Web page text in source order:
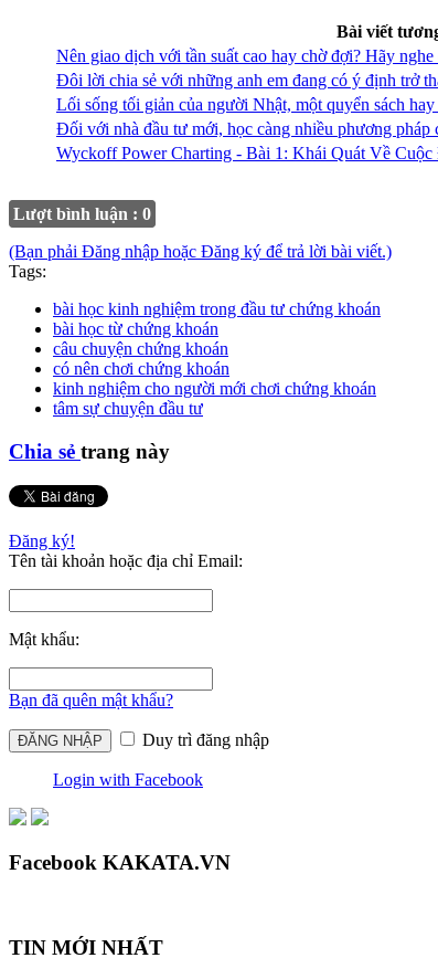
Bài viết
Nên giao dịch với tần suất cao hay chờ đợi? Hãy
Đôi lời chia sẻ với những anh em đang có ý định trở
Lối sống tối giản của người Nhật, một quyển sách
Đối với nhà đầu tư mới, học càng nhiều phương
Wyckoff Power Charting - Bài 1: Khái Quát Về
Lượt bình luận : 0
(Bạn phải Đăng nhập hoặc Đăng ký để trả lời bài viết.)
Tags:
bài học kinh nghiệm trong đầu tư chứng khoán
bài học từ chứng khoán
câu chuyện chứng khoán
có nên chơi chứng khoán
kinh nghiệm cho người mới chơi chứng khoán
tâm sự chuyện đầu tư
Chia sẻ trang này
Đăng ký!
Tên tài khoản hoặc địa chỉ Email:
Mật khẩu:
Bạn đã quên mật khẩu?
Duy trì đăng nhập
Login with Facebook
Facebook KAKATA.VN
TIN MỚI NHẤT